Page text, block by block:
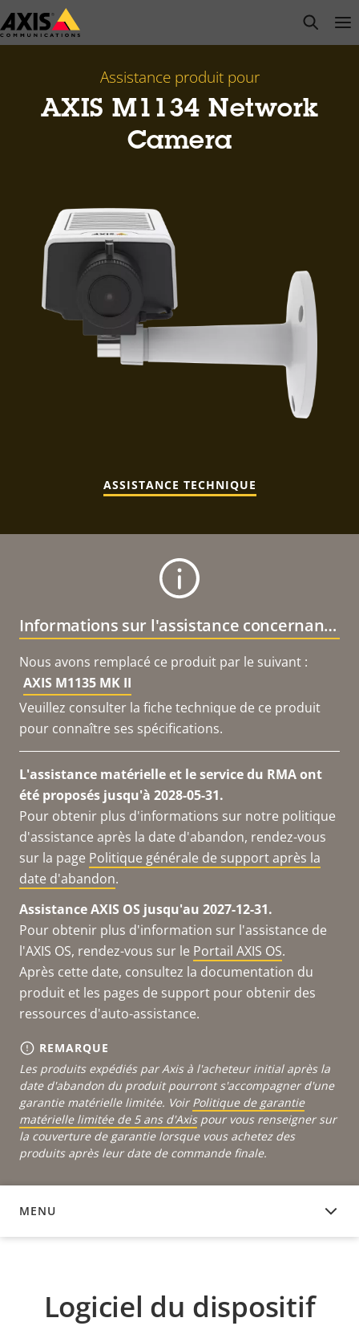
Passer
au
open
Assistance produit pour
AXIS M1134 Network
Camera
ASSISTANCE TECHNIQUE
Informations sur l'assistance concernant le produit
Nous avons remplacé ce produit par le suivant :
AXIS M1135 MK II
Veuillez consulter la fiche technique de ce produit
pour connaître ses spécifications.
L'assistance matérielle et le service du RMA ont
été proposés jusqu'à 2028-05-31.
Pour obtenir plus d'informations sur notre politique
d'assistance après la date d'abandon, rendez-vous
sur la page Politique générale de support après la
date d'abandon.
Assistance AXIS OS jusqu'au 2027-12-31.
Pour obtenir plus d'information sur l'assistance de
l'AXIS OS, rendez-vous sur le Portail AXIS OS.
Après cette date, consultez la documentation du
produit et les pages de support pour obtenir des
ressources d'auto-assistance.
REMARQUE
Les produits expédiés par Axis à l'acheteur initial après la
date d'abandon du produit pourront s'accompagner d'une
garantie matérielle limitée. Voir Politique de garantie
matérielle limitée de 5 ans d'Axispour vous renseigner sur
la couverture de garantie lorsque vous achetez des
produits après leur date de commande finale.
MENU
LOGICIEL DU DISPOSITIF
Logiciel du dispositif